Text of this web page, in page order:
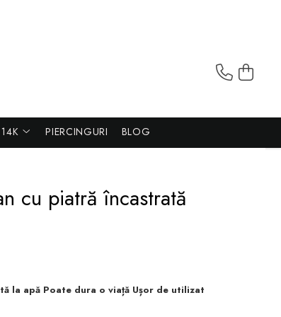
PIERCINGURI BLOG
cu piatră încastrată
la apă Poate dura o viață Ușor de utilizat